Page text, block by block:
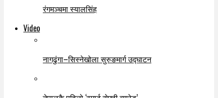
रंगमञ्चमा स्यालसिंह
Video
नागढुंगा–सिस्नेखोला सुरुङमार्ग उद्घाटन